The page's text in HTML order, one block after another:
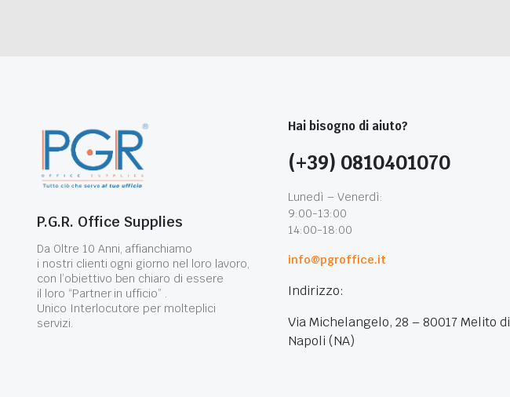
P.G.R. Office Supplies
Da Oltre 10 Anni, affianchiamo
i nostri clienti ogni giorno nel loro lavoro,
con l’obiettivo ben chiaro di essere
il loro “Partner in ufficio” .
Unico Interlocutore per molteplici
servizi.
Hai bisogno di aiuto?
(+39) 0810401070
Lunedì – Venerdì:
9:00-13:00
14:00-18:00
info@pgroffice.it
Indirizzo:
Via Michelangelo, 28 – 80017 Melito di
Napoli (NA)